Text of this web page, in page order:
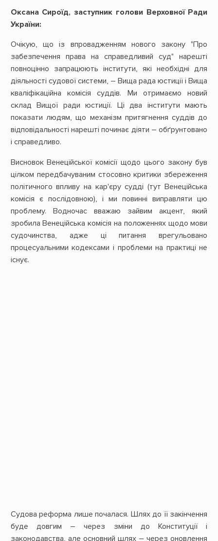
Оксана Сироїд, заступник голови Верховної Ради
України:
Очікую, що із впровадженням нового закону "Про
забезпечення права на справедливий суд" нарешті
повноцінно запрацюють інститути, які необхідні для
діяльності судової системи, – Вища рада юстиції і Вища
кваліфікаційна комісія суддів. Ми отримаємо новий
склад Вищої ради юстиції. Ці два інститути мають
показати людям, що механізм притягнення суддів до
відповідальності нарешті починає діяти – обґрунтовано
і справедливо.
Висновок Венеційської комісії щодо цього закону був
цілком передбачуваним стосовно критики збереження
політичного впливу на кар'єру судді (тут Венеційська
комісія є послідовною), і ми повинні виправляти цю
проблему. Водночас вважаю зайвим акцент, який
зробила Венеційська комісія на положеннях щодо мови
судочинства, адже ці питання врегульовано
процесуальними кодексами і проблеми на практиці не
існує.
Судова реформа лише почалася. Шлях до її закінчення
буде довгим – через зміни до Конституції і
законодавства, але основний шлях – через оновлення